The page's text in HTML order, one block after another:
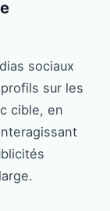
sociaux
sur les
cible, en